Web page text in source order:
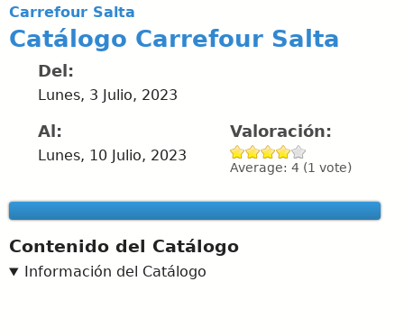
Carrefour Salta
Catálogo Carrefour Salta
Del:
Lunes, 3 Julio, 2023
Al:
Lunes, 10 Julio, 2023
Valoración:
Average: 4 (1 vote)
Contenido del Catálogo
Información del Catálogo